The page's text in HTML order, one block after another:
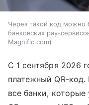
Через такой код можно
банковских pay-
Magnific.com
С 1 сентября 2026
платежный QR-
все банки,